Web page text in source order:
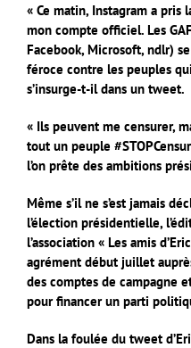
« Ce matin, Instagram a
mon compte officiel. Les
Facebook, Microsoft, ndlr)
féroce contre les peuples
s’insurge-t-il dans un tweet.
« Ils peuvent me censurer,
tout un peuple
l’on prête des ambitions
Même s’il ne s’est jamais
l’élection présidentielle,
l’association « Les amis
agrément début juillet
des comptes de campagne
pour financer un parti
Dans la foulée du tweet